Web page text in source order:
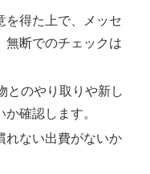
を得た上で、メッセ
無断でのチェックは
とのやり取りや新し
確認します。
れない出費がないか